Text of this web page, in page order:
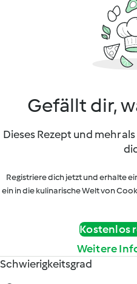
Gefällt dir,
Dieses Rezept und mehr
Registriere dich jetzt und erhalte
ein in die kulinarische Welt von
Kostenlos
Weitere
Schwierigkeitsgrad